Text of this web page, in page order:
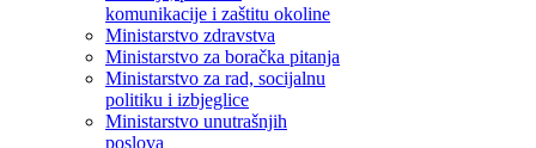
komunikacije i zaštitu okoline
Ministarstvo zdravstva
Ministarstvo za boračka pitanja
Ministarstvo za rad, socijalnu
politiku i izbjeglice
Ministarstvo unutrašnjih
poslova